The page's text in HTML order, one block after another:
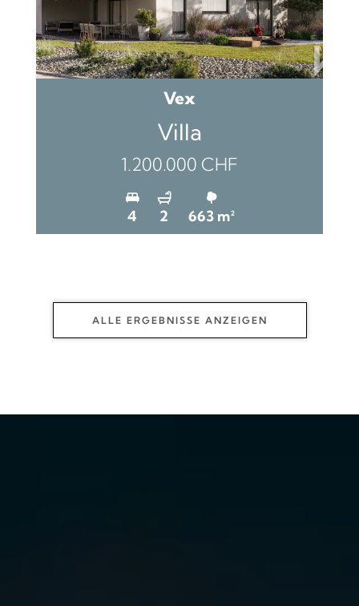
Vex
Villa
1.200.000 CHF
4 2 663 m²
ALLE ERGEBNISSE ANZEIGEN